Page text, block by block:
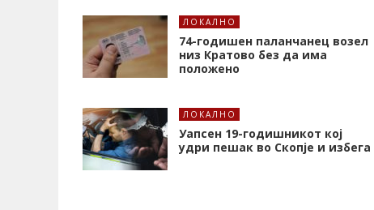
ЛОКАЛНО
74-годишен паланчанец возел
низ Кратово без да има
положено
ЛОКАЛНО
Уапсен 19-годишникот кој
удри пешак во Скопје и избега